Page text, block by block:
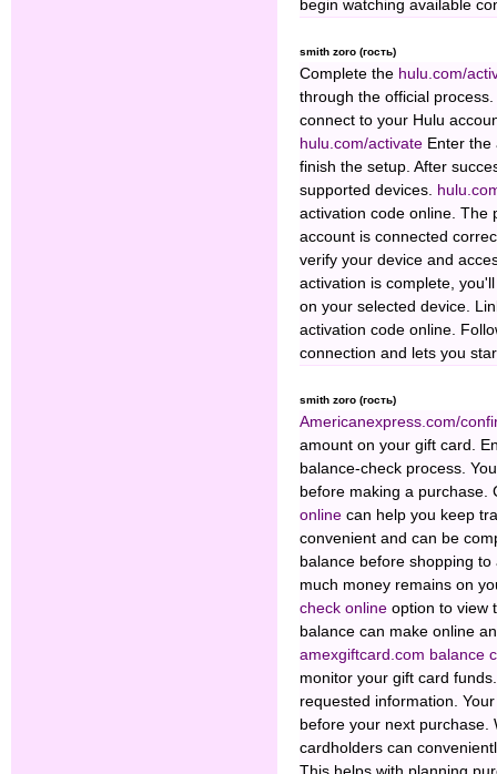
begin watching available
smith zoro (гость)
Complete the hulu.com/
through the official
connect to your Hulu
hulu.com/activate Enter
finish the setup. After
supported devices.
activation code online. The
account is connected
verify your device and
activation is complete,
on your selected device.
activation code online.
connection and lets you
smith zoro (гость)
Americanexpress.com/
amount on your gift card.
balance-check process.
before making a purchase.
online can help you keep
convenient and can be
balance before shopping
much money remains on
check online option to view
balance can make online
amexgiftcard.com balance
monitor your gift card
requested information.
before your next purchase.
cardholders can